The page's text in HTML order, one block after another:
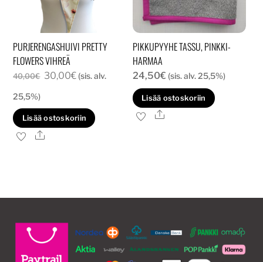
PURJERENGASHUIVI PRETTY
FLOWERS VIHREÄ
40,00€ Alkuperäinen
oli:
40,00€.
30,00€Nykyinen
on:
30,00€.
(sis. alv.
25,5%)
Lisää ostoskoriin
Ale
PIKKUPYYHE TASSU, PINKKI-
HARMAA
24,50€ (sis. alv. 25,5%)
Lisää ostoskoriin
Ale